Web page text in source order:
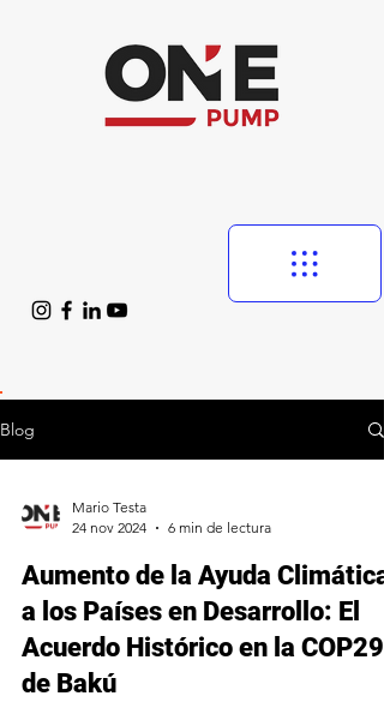
Blog
Mario Testa
24 nov 2024
6 min de lectura
Aumento de la Ayuda Climática
a los Países en Desarrollo: El
Acuerdo Histórico en la COP29
de Bakú